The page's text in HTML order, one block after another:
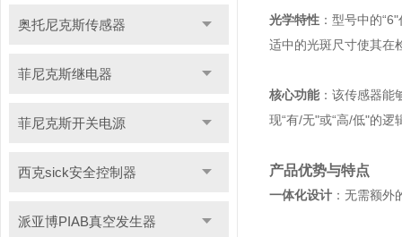
奥托尼克斯传感器
菲尼克斯继电器
菲尼克斯开关电源
西克sick安全控制器
派亚博PIAB真空发生器
光学特性 ：型号中的
适中的光斑尺寸使其在
核心功能：该传感器能
现“有/无"或“高/低"的逻
产品优势与特点
一体化设计 ：无需额